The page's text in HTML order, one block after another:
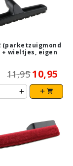
(parketzuigmond
+ wieltjes, eigen
11,95 10,95